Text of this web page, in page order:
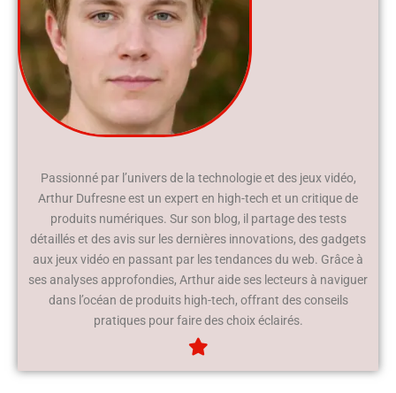
Passionné par l’univers de la technologie et des jeux vidéo,
Arthur Dufresne est un expert en high-tech et un critique de
produits numériques. Sur son blog, il partage des tests
détaillés et des avis sur les dernières innovations, des gadgets
aux jeux vidéo en passant par les tendances du web. Grâce à
ses analyses approfondies, Arthur aide ses lecteurs à naviguer
dans l’océan de produits high-tech, offrant des conseils
pratiques pour faire des choix éclairés.